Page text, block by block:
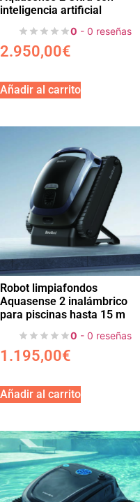
inteligencia artificial
0 - 0 reseñas
2.950,00€
Añadir al carrito
Robot limpiafondos
Aquasense 2 inalámbrico
para piscinas hasta 15 m
0 - 0 reseñas
1.195,00€
Añadir al carrito